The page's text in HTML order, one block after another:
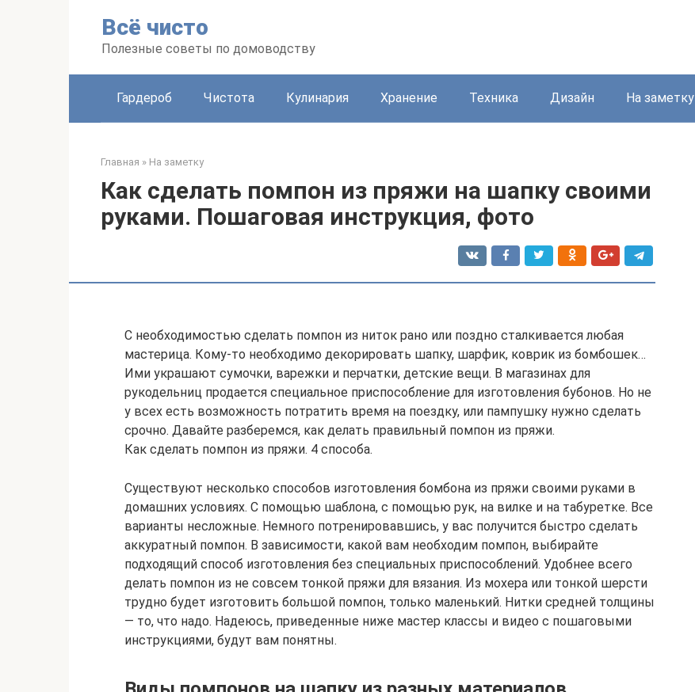
Всё чисто
Полезные советы по домоводству
Гардероб Чистота Кулинария Хранение Техника Дизайн На заметку
Главная » На заметку
Как сделать помпон из пряжи на шапку своими
руками. Пошаговая инструкция, фото
С необходимостью сделать помпон из ниток рано или поздно сталкивается любая
мастерица. Кому-то необходимо декорировать шапку, шарфик, коврик из бомбошек…
Ими украшают сумочки, варежки и перчатки, детские вещи. В магазинах для
рукодельниц продается специальное приспособление для изготовления бубонов. Но не
у всех есть возможность потратить время на поездку, или пампушку нужно сделать
срочно. Давайте разберемся, как делать правильный помпон из пряжи.
Как сделать помпон из пряжи. 4 способа.
Существуют несколько способов изготовления бомбона из пряжи своими руками в
домашних условиях. С помощью шаблона, с помощью рук, на вилке и на табуретке. Все
варианты несложные. Немного потренировавшись, у вас получится быстро сделать
аккуратный помпон. В зависимости, какой вам необходим помпон, выбирайте
подходящий способ изготовления без специальных приспособлений. Удобнее всего
делать помпон из не совсем тонкой пряжи для вязания. Из мохера или тонкой шерсти
трудно будет изготовить большой помпон, только маленький. Нитки средней толщины
— то, что надо. Надеюсь, приведенные ниже мастер классы и видео с пошаговыми
инструкциями, будут вам понятны.